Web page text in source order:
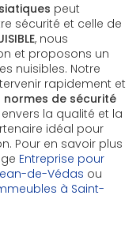
peut
sécurité et celle de
, nous
et proposons un
nuisibles. Notre
rapidement et
normes de sécurité
la qualité et la
idéal pour
Pour en savoir plus
Entreprise pour
de-Védas ou
à Saint-